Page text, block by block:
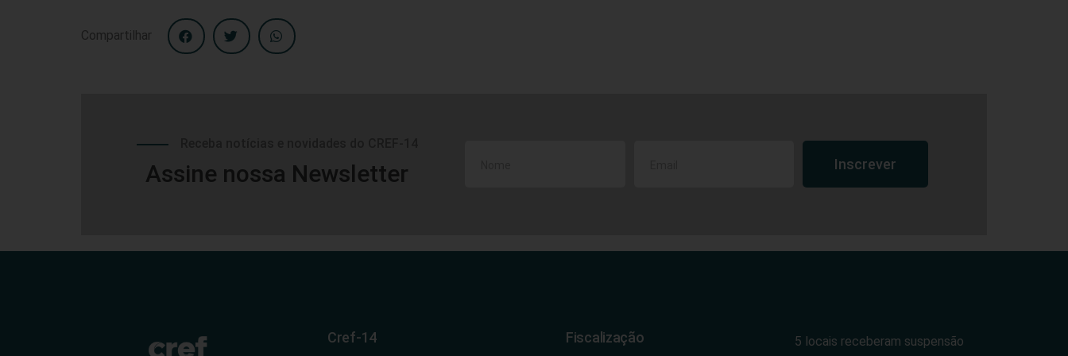
Compartilhar
Assine nossa Newsletter Inscrever
Cref-14 Fiscalização
5 locais receberam suspensão